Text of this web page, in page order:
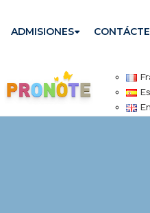
ADMISIONES